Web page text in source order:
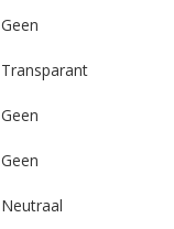
Geen
Transparant
Geen
Geen
Neutraal